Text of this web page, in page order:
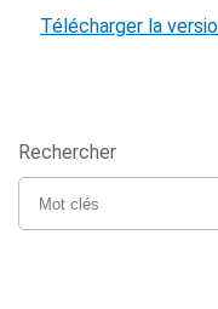
Télécharger la
Rechercher